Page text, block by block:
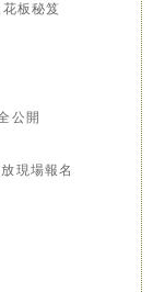
板秘笈
公開
現場報名